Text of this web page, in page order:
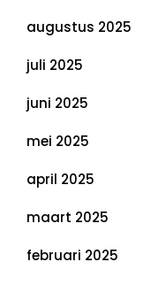
augustus 2025
juli 2025
juni 2025
mei 2025
april 2025
maart 2025
februari 2025